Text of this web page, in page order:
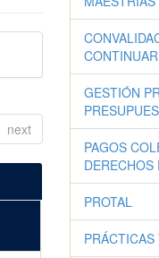
next
GESTIÓN
PAGOS
DERECHOS
PROTAL
PRÁCTICAS